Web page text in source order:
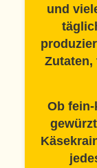
und
Zutaten,
Ob